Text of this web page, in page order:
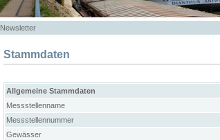
Newsletter
Stammdaten
Allgemeine Stammdaten
Messstellenname
Messstellennummer
Gewässer